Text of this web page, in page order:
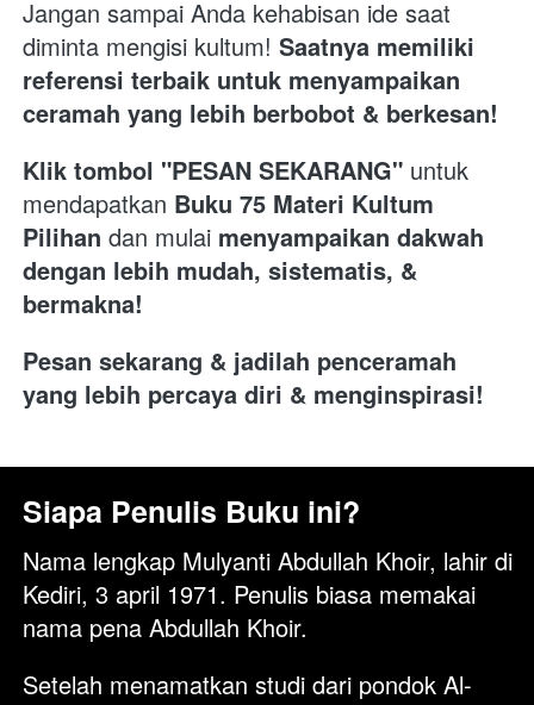
Jangan sampai Anda kehabisan ide saat
diminta mengisi kultum! Saatnya memiliki
referensi terbaik untuk menyampaikan
ceramah yang lebih berbobot & berkesan!
Klik tombol "PESAN SEKARANG" untuk
mendapatkan Buku 75 Materi Kultum
Pilihan dan mulai menyampaikan dakwah
dengan lebih mudah, sistematis, &
bermakna!
Pesan sekarang & jadilah penceramah
yang lebih percaya diri & menginspirasi!
Siapa Penulis Buku ini?
Nama lengkap Mulyanti Abdullah Khoir, lahir di
Kediri, 3 april 1971. Penulis biasa memakai
nama pena Abdullah Khoir.
Setelah menamatkan studi dari pondok Al-